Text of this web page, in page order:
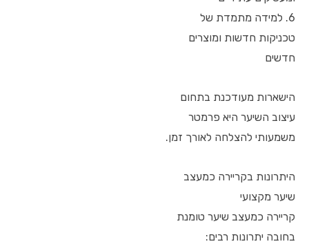
6. למידה מתמדת של
טכניקות חדשות ומוצרים
חדשים
הישארות מעודכנת בתחום
עיצוב השיער היא פרמטר
משמעותי להצלחה לאורך זמן.
היתרונות בקריירה כמעצב
שיער מקצועי
קריירה כמעצב שיער טומנת
בחובה יתרונות רבים: